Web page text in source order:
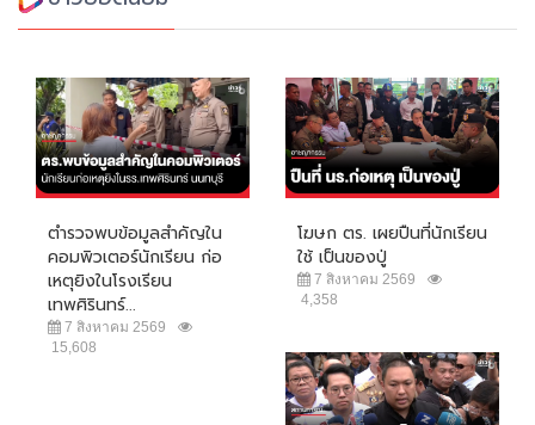
ตำรวจพบข้อมูลสำคัญใน
คอมพิวเตอร์นักเรียน ก่อ
เหตุยิงในโรงเรียน
เทพศิรินทร์...
7 สิงหาคม 2569
15,608
โฆษก ตร. เผยปืนที่นักเรียน
ใช้ เป็นของปู่
7 สิงหาคม 2569
4,358